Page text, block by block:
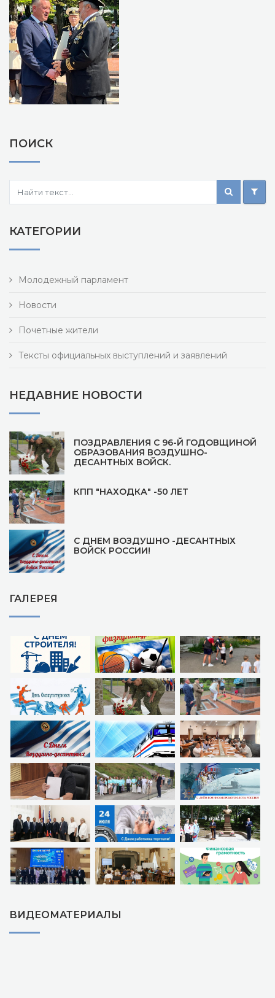
ПОИСК
КАТЕГОРИИ
Молодежный парламент
Новости
Почетные жители
Тексты официальных выступлений и заявлений
НЕДАВНИЕ НОВОСТИ
ПОЗДРАВЛЕНИЯ С 96-Й ГОДОВЩИНОЙ
ОБРАЗОВАНИЯ ВОЗДУШНО-
ДЕСАНТНЫХ ВОЙСК.
КПП "НАХОДКА" -50 ЛЕТ
С ДНЕМ ВОЗДУШНО -ДЕСАНТНЫХ
ВОЙСК РОССИИ!
ГАЛЕРЕЯ
ВИДЕОМАТЕРИАЛЫ